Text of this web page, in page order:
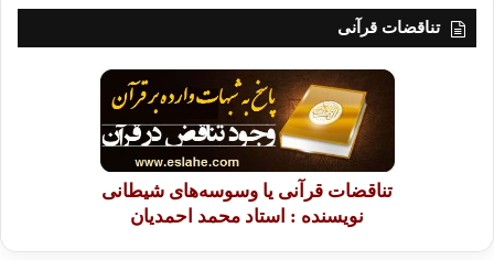
تناقضات قرآنی
تناقضات قرآنی یا وسوسه‌های شیطانی
نویسنده : استاد محمد احمدیان